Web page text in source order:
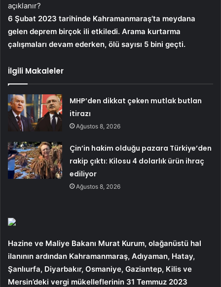
açıklanır?
6 Şubat 2023 tarihinde Kahramanmaraş’ta meydana
gelen deprem birçok ili etkiledi. Arama kurtarma
çalışmaları devam ederken, ölü sayısı 5 bini geçti.
İlgili Makaleler
MHP’den dikkat çeken mutlak butlan
itirazı
Ağustos 8, 2026
Çin’in hakim olduğu pazara Türkiye’den
rakip çıktı: Kilosu 4 dolarlık ürün ihraç
ediliyor
Ağustos 8, 2026
Hazine ve Maliye Bakanı Murat Kurum, olağanüstü hal
ilanının ardından Kahramanmaraş, Adıyaman, Hatay,
Şanlıurfa, Diyarbakır, Osmaniye, Gaziantep, Kilis ve
Mersin’deki vergi mükelleflerinin 31 Temmuz 2023